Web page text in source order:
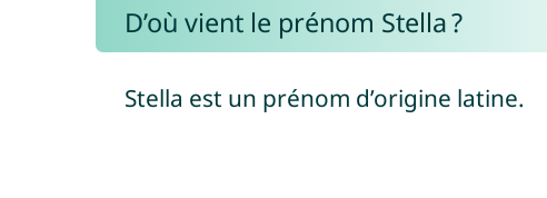
D’où vient le prénom Stella ?
Stella est un prénom d’origine latine.